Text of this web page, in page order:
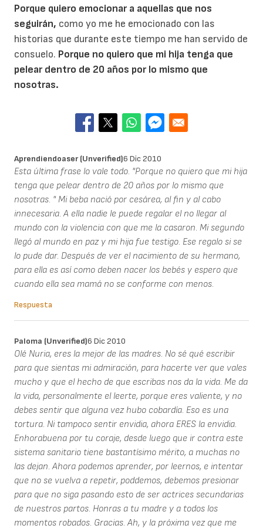
Porque quiero emocionar a aquellas que nos
seguirán, como yo me he emocionado con las
historias que durante este tiempo me han servido de
consuelo. Porque no quiero que mi hija tenga que
pelear dentro de 20 años por lo mismo que
nosotras.
Aprendiendoaser (unverified)6 Dic 2010
Esta última frase lo vale todo. "Porque no quiero que mi hija
tenga que pelear dentro de 20 años por lo mismo que
nosotras. " Mi beba nació por cesárea, al fin y al cabo
innecesaria. A ella nadie le puede regalar el no llegar al
mundo con la violencia con que me la casaron. Mi segundo
llegó al mundo en paz y mi hija fue testigo. Ese regalo si se
lo pude dar. Después de ver el nacimiento de su hermano,
para ella es así como deben nacer los bebés y espero que
cuando ella sea mamá no se conforme con menos.
Respuesta
Paloma (unverified)6 Dic 2010
Olé Nuria, eres la mejor de las madres. No sé qué escribir
para que sientas mi admiración, para hacerte ver que vales
mucho y que el hecho de que escribas nos da la vida. Me da
la vida, personalmente el leerte, porque eres valiente, y no
debes sentir que alguna vez hubo cobardía. Eso es una
tortura. Ni tampoco sentir envidia, ahora ERES la envidia.
Enhorabuena por tu coraje, desde luego que ir contra este
sistema sanitario tiene bastantísimo mérito, a muchas no
las dejan. Ahora podemos aprender, por leernos, e intentar
que no se vuelva a repetir, poddemos, debemos presionar
para que no siga pasando esto de ser actrices secundarias
de nuestros partos. Honras a tu madre y a todos los
momentos robados. Gracias. Ah, y la próxima vez que me